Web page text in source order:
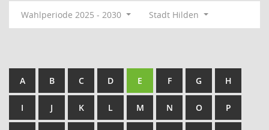
Wahlperiode 2025 - 2030 Stadt Hilden
A B C D E F G H
I J K L M N O P